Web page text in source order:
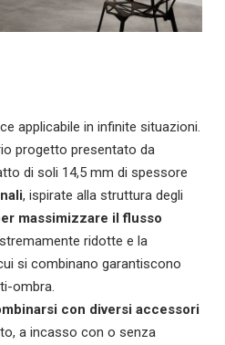
applicabile in infinite situazioni.
progetto presentato da
di soli 14,5 mm di spessore
, ispirate alla struttura degli
massimizzare il flusso
ridotte e la
si combinano garantiscono
ombra.
con diversi accessori
a incasso con o senza